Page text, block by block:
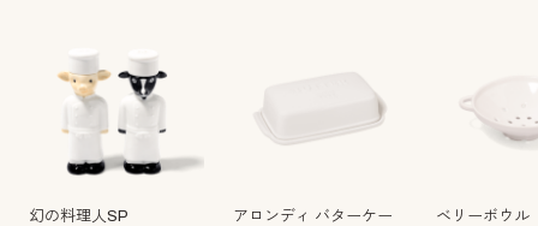
幻の料理人SP
アロンディ バターケー
ベリーボウル